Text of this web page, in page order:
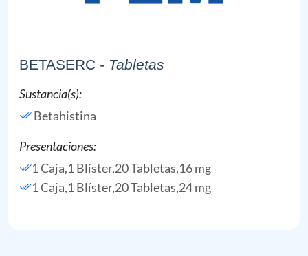
BETASERC - Tabletas
Sustancia(s):
Betahistina
Presentaciones:
1 Caja,1 Blíster,20 Tabletas,16 mg
1 Caja,1 Blíster,20 Tabletas,24 mg